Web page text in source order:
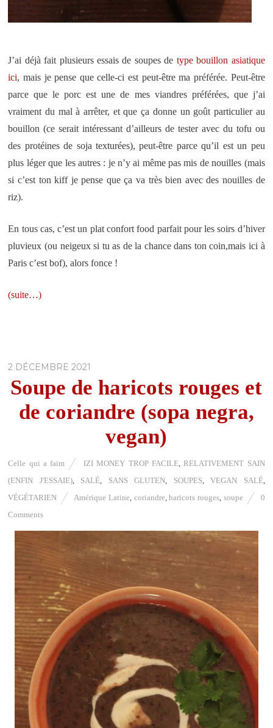
J’ai déjà fait plusieurs essais de soupes de type bouillon asiatique
ici, mais je pense que celle-ci est peut-être ma préférée. Peut-être
parce que le porc est une de mes viandres préférées, que j’ai
vraiment du mal à arrêter, et que ça donne un goût particulier au
bouillon (ce serait intéressant d’ailleurs de tester avec du tofu ou
des protéines de soja texturées), peut-être parce qu’il est un peu
plus léger que les autres : je n’y ai même pas mis de nouilles (mais
si c’est ton kiff je pense que ça va très bien avec des nouilles de
riz).
En tous cas, c’est un plat confort food parfait pour les soirs d’hiver
pluvieux (ou neigeux si tu as de la chance dans ton coin,mais ici à
Paris c’est bof), alors fonce !
(suite…)
2 DÉCEMBRE 2021
Soupe de haricots rouges et
de coriandre (sopa negra,
vegan)
Celle qui a faim IZI MONEY TROP FACILE,RELATIVEMENT SAIN
(ENFIN J'ESSAIE), SALÉ SANS GLUTEN SOUPES,VEGAN SALÉ,
VÉGÉTARIEN
Amérique Latine coriandre ,haricots rouges soupe
0
Comments